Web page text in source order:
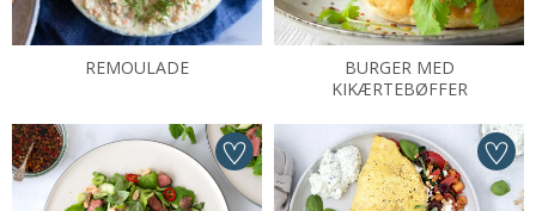
REMOULADE
BURGER MED
KIKÆRTEBØFFER